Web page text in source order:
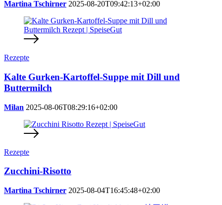
Martina Tschirner 2025-08-20T09:42:13+02:00
Rezepte
Kalte Gurken-Kartoffel-Suppe mit Dill und
Buttermilch
Milan 2025-08-06T08:29:16+02:00
Rezepte
Zucchini-Risotto
Martina Tschirner 2025-08-04T16:45:48+02:00